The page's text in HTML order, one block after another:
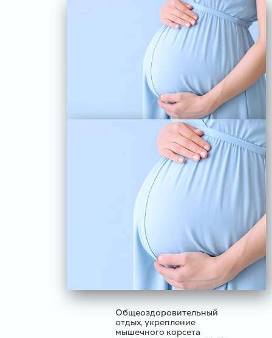
Общеоздоровительный
отдых, укрепление
мышечного корсета